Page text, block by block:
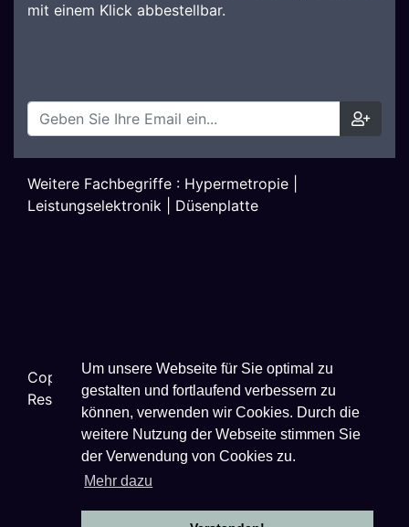
Um unsere Webseite für Sie optimal zu
gestalten und fortlaufend verbessern zu
können, verwenden wir Cookies. Durch die
weitere Nutzung der Webseite stimmen Sie
der Verwendung von Cookies zu.
Mehr dazu
mit einem Klick abbestellbar.
Weitere Fachbegriffe : Hypermetropie
Leistungselektronik
Düsenplatte
Copyright ©2026 Techniklexikon.net - All Rights
Reserved.
Datenschutzhinweise